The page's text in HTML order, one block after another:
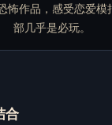
怖作品，感受恋爱
部几乎是必玩。
合